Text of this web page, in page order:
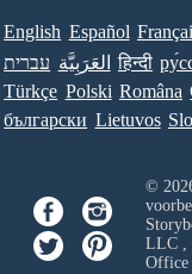
English Español
עברית العَرَبِيَّة हिन्दी
Türkçe Polski Româna
български Lietuvos
©
LLC,
Office